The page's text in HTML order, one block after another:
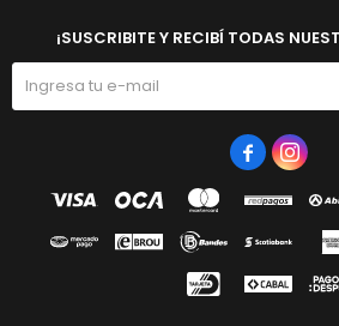
¡SUSCRIBITE Y RECIBÍ TODAS
 